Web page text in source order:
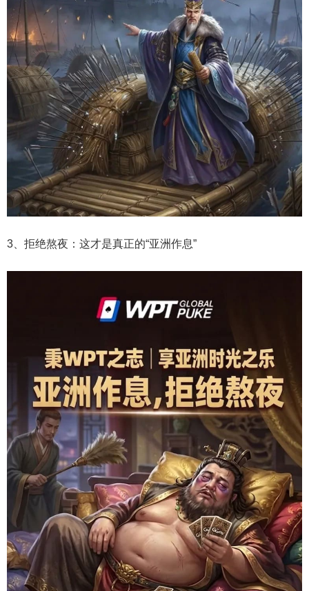
3、拒绝熬夜：这才是真正的“亚洲作息”